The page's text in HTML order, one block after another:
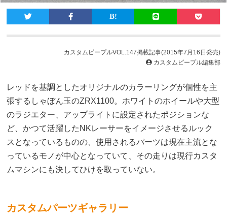
カスタムピープルVOL.147掲載記事(2015年7月16日発売)
カスタムピープル編集部
レッドを基調としたオリジナルのカラーリングが個性を主
張するしゃぼん玉のZRX1100。ホワイトのホイールや大型
のラジエター、アップライトに設定されたポジションな
ど、かつて活躍したNKレーサーをイメージさせるルック
スとなっているものの、使用されるパーツは現在主流とな
っているモノが中心となっていて、その走りは現行カスタ
ムマシンにも決してひけを取っていない。
カスタムパーツギャラリー